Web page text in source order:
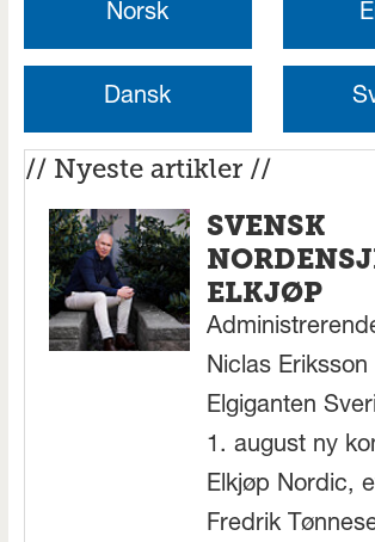
Norsk
Dansk
// Nyeste artikler //
SVENSK
ELKJØP
Niclas Eriksson
Elgiganten
1. august ny
Elkjøp Nordic,
Fredrik